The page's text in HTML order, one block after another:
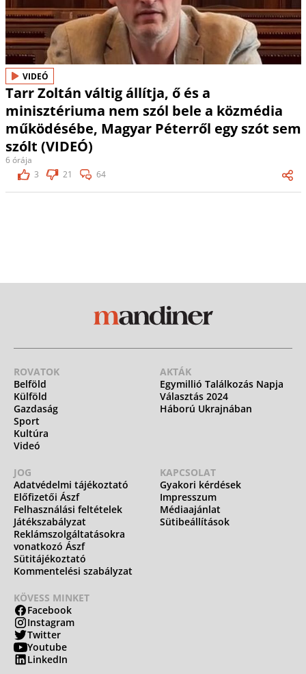
VIDEÓ
Tarr Zoltán váltig állítja, ő és a
minisztériuma nem szól bele a közmédia
működésébe, Magyar Péterről egy szót sem
szólt (VIDEÓ)
6 órája
3
21 64
ROVATOK
Belföld
Külföld
Gazdaság
Sport
Kultúra
Videó
AKTÁK
Egymillió Találkozás Napja
Választás 2024
Háború Ukrajnában
JOG
Adatvédelmi tájékoztató
Előfizetői Ászf
Felhasználási feltételek
Játékszabályzat
Reklámszolgáltatásokra
vonatkozó Ászf
Sütitájékoztató
Kommentelési szabályzat
KAPCSOLAT
Gyakori kérdések
Impresszum
Médiaajánlat
Sütibeállítások
KÖVESS MINKET
Facebook
Instagram
Twitter
Youtube
LinkedIn